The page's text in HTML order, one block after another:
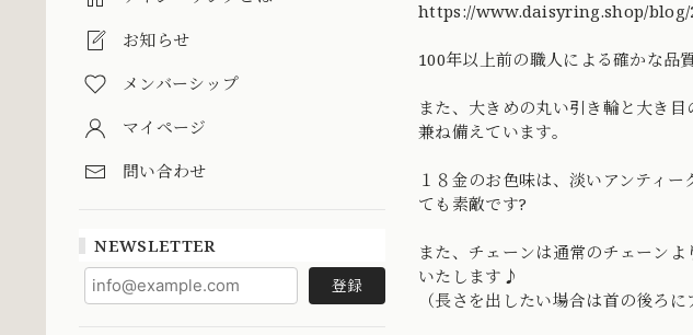
お知らせ
メンバーシップ
マイページ
問い合わせ
NEWSLETTER
登録
https://www.daisyring.shop/blog/
100年以上前の職人による確かな品
また、大きめの丸い引き輪と大き
兼ね備えています。
１８金のお色味は、淡いアンティ
ても素敵です?
また、チェーンは通常のチェーン
いたします♪
（長さを出したい場合は首の後ろ